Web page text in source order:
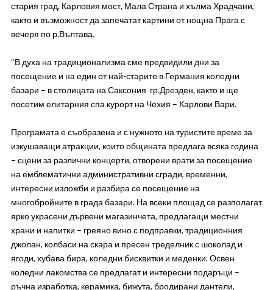
стария град, Карловия мост, Мала Страна и хълма Храдчани,
както и възможност да запечатат картини от нощна Прага с
вечеря по р.Вълтава.
“В духа на традиционализма сме предвидили дни за
посещение и на един от най-старите в Германия коледни
базари – в столицата на Саксония гр.Дрезден, както и ще
посетим елитарния спа курорт на Чехия – Карлови Вари.
Програмата е съобразена и с нужното на туристите време за
изкушаващи атракции, които общината предлага всяка година
– сцени за различни концерти, отворени врати за посещение
на емблематични административни сгради, временни,
интересни изложби и разбира се посещение на
многобройните в града базари. На всеки площад се разполагат
ярко украсени дървени магазинчета, предлагащи местни
храни и напитки – греяно вино с подправки, традиционния
джолан, колбаси на скара и пресен тределник с шоколад и
ягоди, хубава бира, коледни бисквитки и меденки. Освен
коледни лакомства се предлагат и интересни подаръци –
ръчна изработка, керамика, бижута, бродирани дантели,